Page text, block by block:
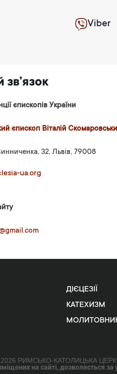
Viber
єпископів України
єпископ Віталій
32, Львів, 79008
ua.org
ДІЄЦЕЗІЇ
КАТЕХИЗМ
РИМСЬКО-КАТОЛИЦЬКА
на сайті, дозволяється